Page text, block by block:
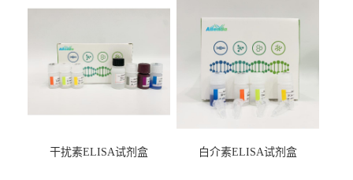
盒
干扰素ELISA试剂盒 白介素ELISA试剂盒